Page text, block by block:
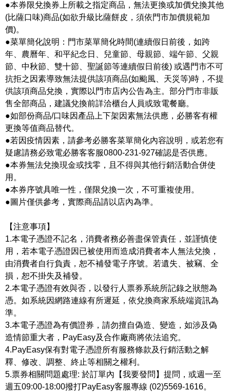
●本券限兌換券上所載之指定商品，無法更換或加價兌換其他
(比薩口味)商品(如欲升級比薩餅皮，須依門市加價規範加
價)。
●菜單簡化說明：門市菜單簡化時間(連續假日前後，如跨
年、農曆年、和平紀念日、兒童節、母親節、端午節、父親
節、中秋節、雙十節、聖誕節等連續假日前後) 或遇門市不可
抗拒之因素導致無法提供該項商品(如颱風、天災等)時，不提
供該項商品兌換，實際以門市店內公告為主。部分門市非販
售全部商品，建議兌換前詳洽櫃台人員或致電餐廳。
●如部份商品/口味因產品上下架因素無法供應，必勝客有權
更換等值商品替代。
●若因疫情因素，請參考必勝客菜單簡化內容說明，或若您有
疑慮請務必致電必勝客客服0800-231-927確認是否供應。
●本券無法兌換現金或找零，且不得與其他行銷活動合併使
用。
●本券序號具唯一性，僅限兌換一次，不可重複使用。
●圖片僅供參考，實際商品請以店內為準。
【注意事項】
1.本電子憑證不記名，消費者務必善盡保管責任，並謹慎使
用，若本電子憑證因已被使用而造成消費者本人無法兌換，
由消費者自行負責，恕不補發電子序號。若遺失、被竊、全
損，恕不掛失及補發。
2.本電子憑證有效與否，以發行人票券系統所記錄之狀態為
憑。如系統因網路連線有所遲延，依兌換商家系統端資訊為
準。
3.本電子憑證為有價證券，請勿擅自偽造、變造，如涉及偽
造情節重大者，PayEasy及合作廠商將依法追究。
4.PayEasy保有對電子憑證所有服務條款及行銷活動之解
釋、修改、調整、終止等相關之權利。
5.票券相關問題處理: 於訂單內【我要發問】提問，或週一至
週五09:00-18:00撥打PayEasy客服專線 (02)5569-1616。